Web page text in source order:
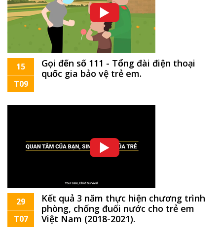
15
T09
Gọi đến số 111 - Tổng đài điện thoại
quốc gia bảo vệ trẻ em.
29
T07
Kết quả 3 năm thực hiện chương trình
phòng, chống đuối nước cho trẻ em
Việt Nam (2018-2021).